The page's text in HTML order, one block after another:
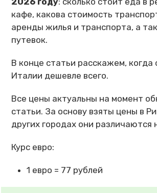
кафе, какова стоимость
аренды жилья и транспорта, а
путевок.
В конце статьи расскажем, когда
Италии дешевле всего.
Все цены актуальны на момент
статьи. За основу взяты цены в
других городах они различаются
Курс евро:
1 евро = 77 рублей